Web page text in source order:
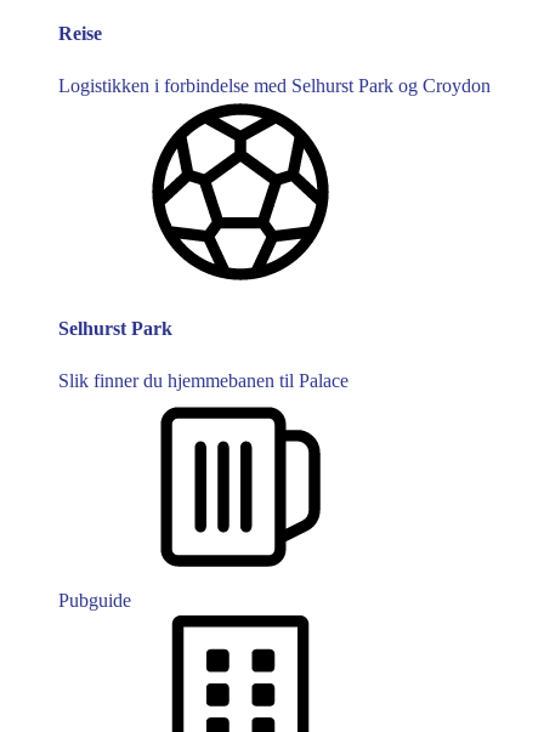
Reise
Logistikken i forbindelse med Selhurst Park og Croydon
Selhurst Park
Slik finner du hjemmebanen til Palace
Pubguide